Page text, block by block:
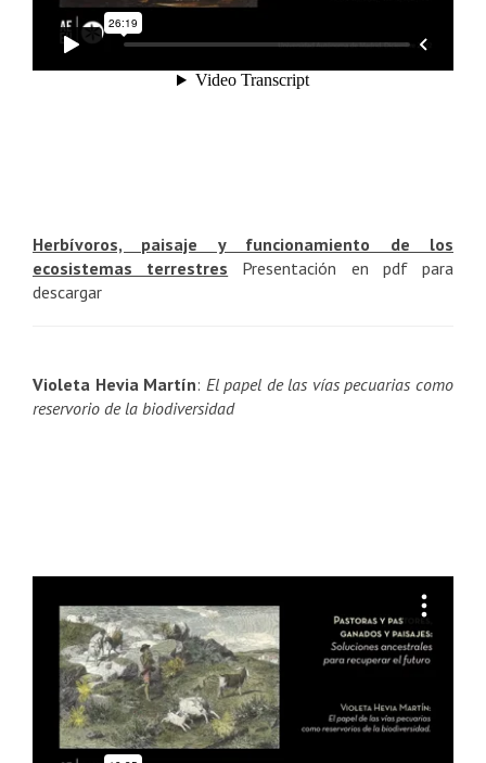
Herbívoros, paisaje y funcionamiento de los
ecosistemas terrestres Presentación en pdf para
descargar
Violeta Hevia Martín: El papel de las vías pecuarias como
reservorio de la biodiversidad